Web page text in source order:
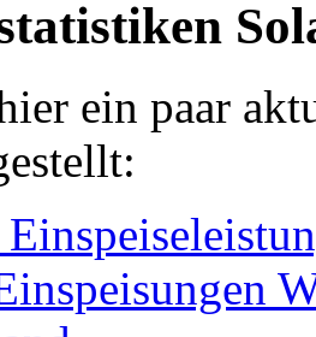
ein paar